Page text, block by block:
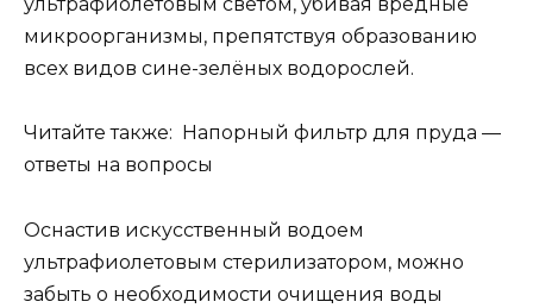
микроорганизмы, препятствуя образованию
всех видов сине-зелёных водорослей.
Читайте также: Напорный фильтр для пруда —
ответы на вопросы
Оснастив искусственный водоем
ультрафиолетовым стерилизатором, можно
забыть о необходимости очищения воды